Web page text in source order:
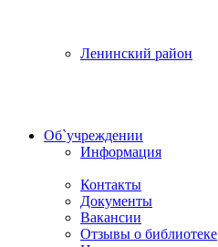
Ленинский район
Об`учреждении
Информация
Контакты
Документы
Вакансии
Отзывы о библиотеке